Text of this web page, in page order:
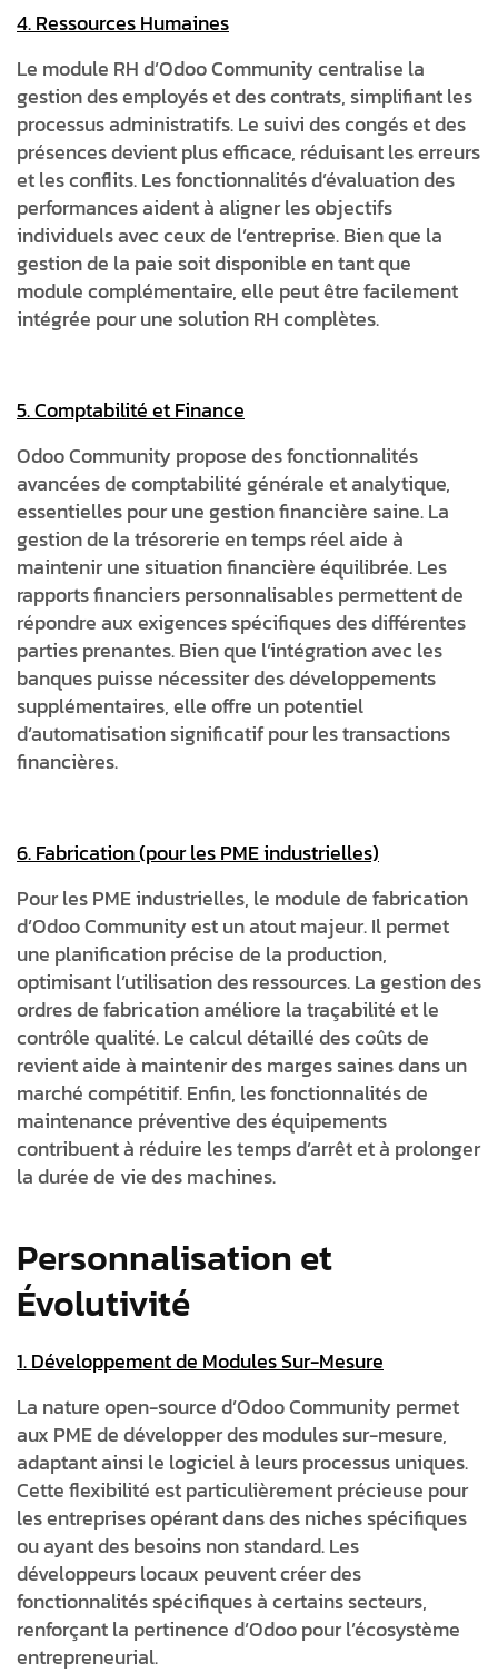
4. Ressources Humaines
Le module RH d’Odoo Community centralise la
gestion des employés et des contrats, simplifiant les
processus administratifs. Le suivi des congés et des
présences devient plus efficace, réduisant les erreurs
et les conflits. Les fonctionnalités d’évaluation des
performances aident à aligner les objectifs
individuels avec ceux de l’entreprise. Bien que la
gestion de la paie soit disponible en tant que
module complémentaire, elle peut être facilement
intégrée pour une solution RH complètes.
5. Comptabilité et Finance
Odoo Community propose des fonctionnalités
avancées de comptabilité générale et analytique,
essentielles pour une gestion financière saine. La
gestion de la trésorerie en temps réel aide à
maintenir une situation financière équilibrée. Les
rapports financiers personnalisables permettent de
répondre aux exigences spécifiques des différentes
parties prenantes. Bien que l’intégration avec les
banques puisse nécessiter des développements
supplémentaires, elle offre un potentiel
d’automatisation significatif pour les transactions
financières.
6. Fabrication (pour les PME industrielles)
Pour les PME industrielles, le module de fabrication
d’Odoo Community est un atout majeur. Il permet
une planification précise de la production,
optimisant l’utilisation des ressources. La gestion des
ordres de fabrication améliore la traçabilité et le
contrôle qualité. Le calcul détaillé des coûts de
revient aide à maintenir des marges saines dans un
marché compétitif. Enfin, les fonctionnalités de
maintenance préventive des équipements
contribuent à réduire les temps d’arrêt et à prolonger
la durée de vie des machines.
Personnalisation et
Évolutivité
1. Développement de Modules Sur-Mesure
La nature open-source d’Odoo Community permet
aux PME de développer des modules sur-mesure,
adaptant ainsi le logiciel à leurs processus uniques.
Cette flexibilité est particulièrement précieuse pour
les entreprises opérant dans des niches spécifiques
ou ayant des besoins non standard. Les
développeurs locaux peuvent créer des
fonctionnalités spécifiques à certains secteurs,
renforçant la pertinence d’Odoo pour l’écosystème
entrepreneurial.